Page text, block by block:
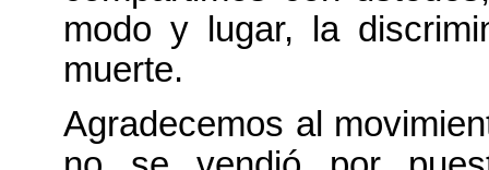
modo y lugar, la
muerte.
Agradecemos al